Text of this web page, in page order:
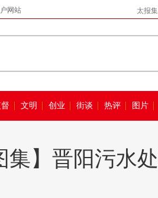
网站 太报
文明 创业 街谈 热评 图片
集】晋阳污水